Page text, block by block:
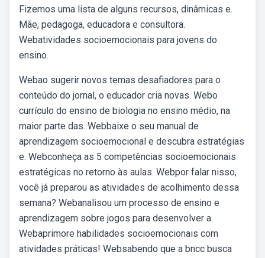
Fizemos uma lista de alguns recursos, dinâmicas e.
Mãe, pedagoga, educadora e consultora.
Webatividades socioemocionais para jovens do
ensino.
Webao sugerir novos temas desafiadores para o
conteúdo do jornal, o educador cria novas. Webo
currículo do ensino de biologia no ensino médio, na
maior parte das. Webbaixe o seu manual de
aprendizagem socioemocional e descubra estratégias
e. Webconheça as 5 competências socioemocionais
estratégicas no retorno às aulas. Webpor falar nisso,
você já preparou as atividades de acolhimento dessa
semana? Webanalisou um processo de ensino e
aprendizagem sobre jogos para desenvolver a.
Webaprimore habilidades socioemocionais com
atividades práticas! Websabendo que a bncc busca